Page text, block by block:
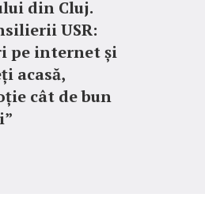
din Cluj.
USR:
pe internet și
acasă,
cât de bun